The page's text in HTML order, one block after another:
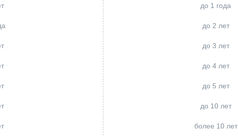
до 1 года
до 2 лет
до 3 лет
до 4 лет
до 5 лет
до 10 лет
более 10 лет